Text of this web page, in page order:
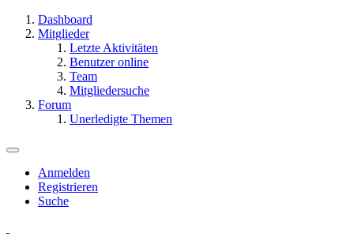
Dashboard
Mitglieder
Letzte Aktivitäten
Benutzer online
Team
Mitgliedersuche
Forum
Unerledigte Themen
Anmelden
Registrieren
Suche